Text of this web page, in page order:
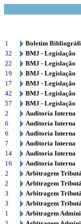
1
Boletim
32
BMJ - Legislação
22
BMJ - Legislação
19
BMJ - Legislação
17
BMJ - Legislação
42
BMJ - Legislação
57
BMJ - Legislação
2
Auditoria Interna
6
Auditoria Interna
6
Auditoria Interna
7
Auditoria Interna
14
Auditoria Interna
16
Auditoria Interna
2
Arbitragem
2
Arbitragem
3
Arbitragem
3
Arbitragem
1
Arbitragem